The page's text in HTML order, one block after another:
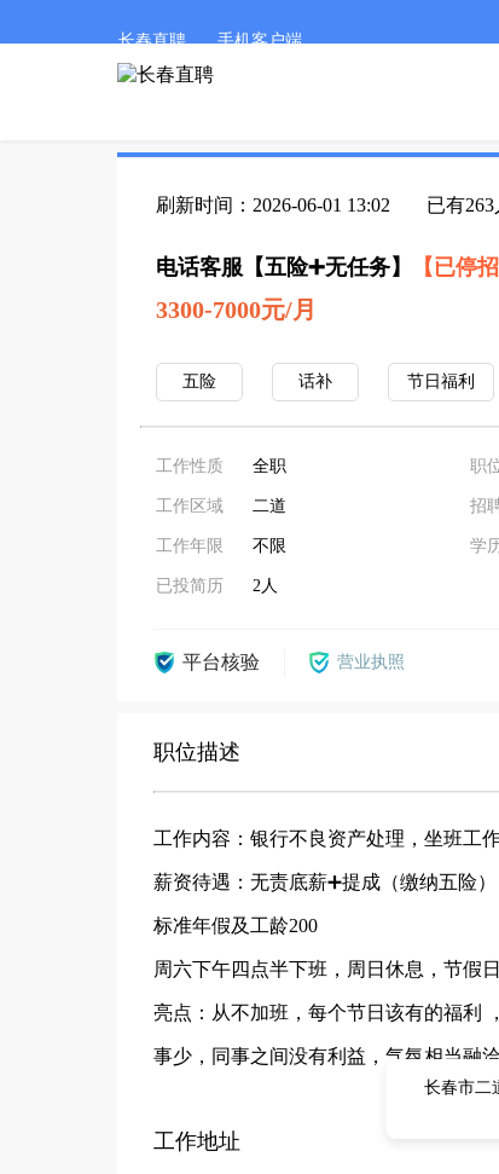
长春直聘 手机客户端
刷新时间：2026-06-01 13:02 已有
电话客服【五险➕无任务】 【已停招
3300-7000元/月
五险 话补 节日福利
工作性质 全职
工作区域 二道
工作年限 不限
已投简历 2人
职
招
学
平台核验 营业执照
职位描述
工作内容：银行不良资产处理，坐班工
薪资待遇：无责底薪➕提成（缴纳五险）
标准年假及工龄200
周六下午四点半下班，周日休息，节假
亮点：从不加班，每个节日该有的福利
事少，同事之间没有利益，气氛相当融
工作地址
长春市二